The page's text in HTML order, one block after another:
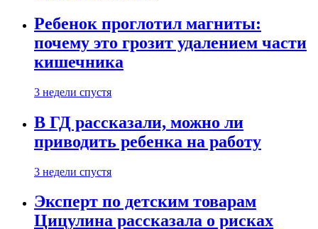
Ребенок проглотил магниты:
почему это грозит удалением части
кишечника
3 недели спустя
В ГД рассказали, можно ли
приводить ребенка на работу
3 недели спустя
Эксперт по детским товарам
Цицулина рассказала о рисках